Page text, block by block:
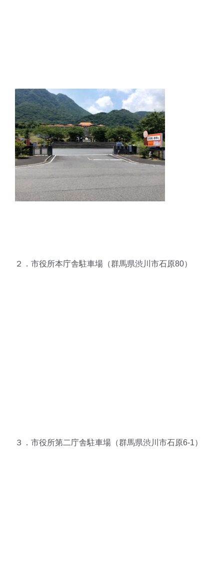
２．市役所本庁舎駐車場（群馬県渋川市石原80）
３．市役所第二庁舎駐車場（群馬県渋川市石原6-1）